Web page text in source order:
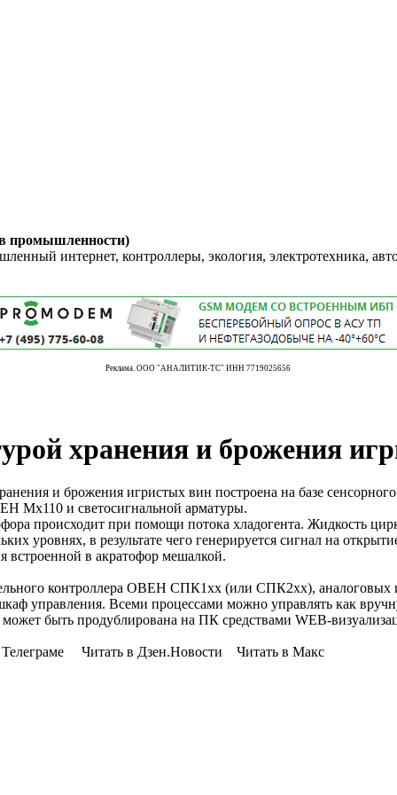
промышленности)
интернет, контроллеры, экология, электротехника,
Реклама. ООО "АНАЛИТИК-ТС" ИНН 7719025656
хранения и брожения
и брожения игристых вин построена на базе
Мх110 и светосигнальной арматуры.
происходит при помощи потока хладогента. Жидкость
уровнях, в результате чего генерируется сигнал на
встроенной в акратофор мешалкой.
контроллера ОВЕН СПК1хх (или СПК2хх),
управления. Всеми процессами можно управлять как
быть продублирована на ПК средствами WEB-
Читать в Дзен.Новости Читать в Макс